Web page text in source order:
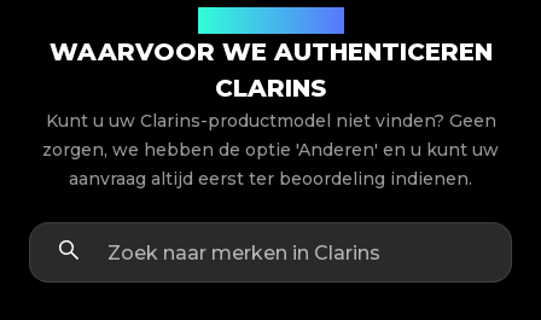
WAARVOOR WE AUTHENTICEREN
CLARINS
Kunt u uw Clarins-productmodel niet vinden? Geen
zorgen, we hebben de optie 'Anderen' en u kunt uw
aanvraag altijd eerst ter beoordeling indienen.